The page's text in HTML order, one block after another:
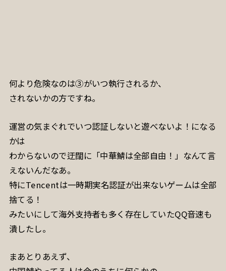
何より危険なのは③がいつ執行されるか、
されないかの方ですね。
運営の気まぐれでいつ認証しないと遊べないよ！になる
かは
わからないので迂闊に「中華鯖は全部自由！」なんて言
えないんだなあ。
特にTencentは一時期実名認証が出来ないゲームは全部
捨てる！
みたいにして海外支持者も多く存在していたQQ音速も
潰したし。
まあとりあえず、